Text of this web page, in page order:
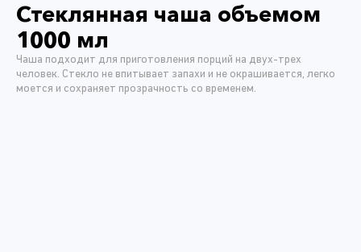
Стеклянная чаша объемом
1000 мл
Чаша подходит для приготовления порций на двух-трех
человек. Стекло не впитывает запахи и не окрашивается, легко
моется и сохраняет прозрачность со временем.